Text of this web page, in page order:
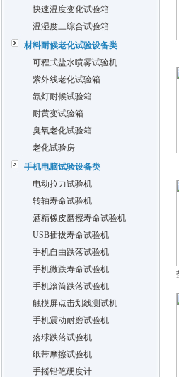
快速温度变化试验箱
温湿度三综合试验箱
材料耐候老化试验设备类
可程式盐水喷雾试验机
紫外线老化试验箱
氙灯耐候试验箱
耐黄变试验箱
臭氧老化试验箱
老化试验房
手机电脑试验设备类
电动拉力试验机
转轴寿命试验机
酒精橡皮磨擦寿命试验机
USB插拔寿命试验机
手机自由跌落试验机
手机微跌寿命试验机
手机滚筒跌落试验机
触摸屏点击划线测试机
手机震动耐磨试验机
落球跌落试验机
纸带摩擦试验机
手摇铅笔硬度计